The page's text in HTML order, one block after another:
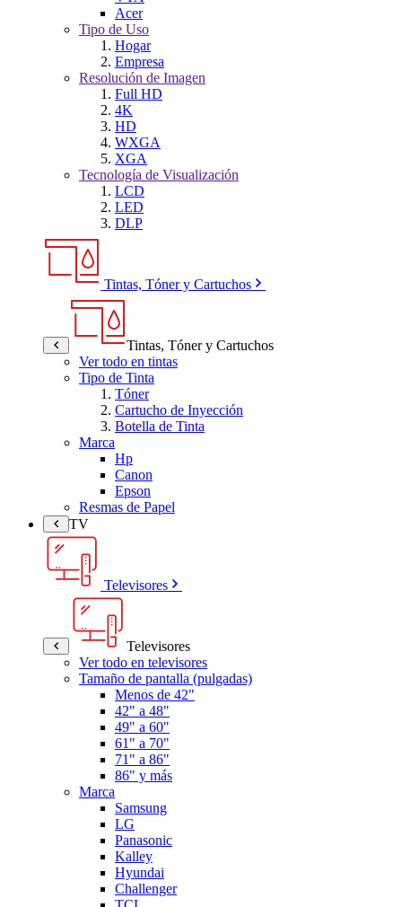
Acer
Tipo de Uso
Hogar
Empresa
Resolución de Imagen
Full HD
4K
HD
WXGA
XGA
Tecnología de Visualización
LCD
LED
DLP
Tintas, Tóner y Cartuchos
Tintas, Tóner y Cartuchos
Ver todo en tintas
Tipo de Tinta
Tóner
Cartucho de Inyección
Botella de Tinta
Marca
Hp
Canon
Epson
Resmas de Papel
TV
Televisores
Televisores
Ver todo en televisores
Tamaño de pantalla (pulgadas)
Menos de 42"
42" a 48"
49" a 60"
61" a 70"
71" a 86"
86" y más
Marca
Samsung
LG
Panasonic
Kalley
Hyundai
Challenger